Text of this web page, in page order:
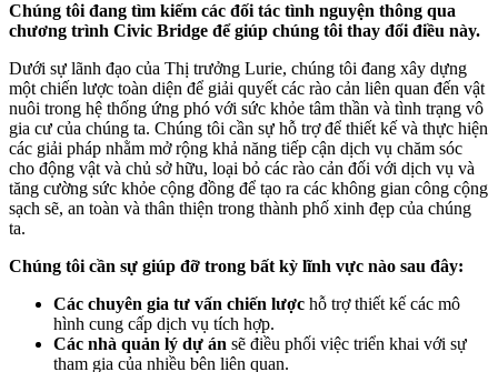
Chúng tôi đang tìm kiếm các đối tác tình nguyện thông qua
chương trình Civic Bridge để giúp chúng tôi thay đổi điều này.
Dưới sự lãnh đạo của Thị trưởng Lurie, chúng tôi đang xây dựng
một chiến lược toàn diện để giải quyết các rào cản liên quan đến vật
nuôi trong hệ thống ứng phó với sức khỏe tâm thần và tình trạng vô
gia cư của chúng ta. Chúng tôi cần sự hỗ trợ để thiết kế và thực hiện
các giải pháp nhằm mở rộng khả năng tiếp cận dịch vụ chăm sóc
cho động vật và chủ sở hữu, loại bỏ các rào cản đối với dịch vụ và
tăng cường sức khỏe cộng đồng để tạo ra các không gian công cộng
sạch sẽ, an toàn và thân thiện trong thành phố xinh đẹp của chúng
ta.
Chúng tôi cần sự giúp đỡ trong bất kỳ lĩnh vực nào sau đây:
Các chuyên gia tư vấn chiến lược hỗ trợ thiết kế các mô
hình cung cấp dịch vụ tích hợp.
Các nhà quản lý dự án sẽ điều phối việc triển khai với sự
tham gia của nhiều bên liên quan.